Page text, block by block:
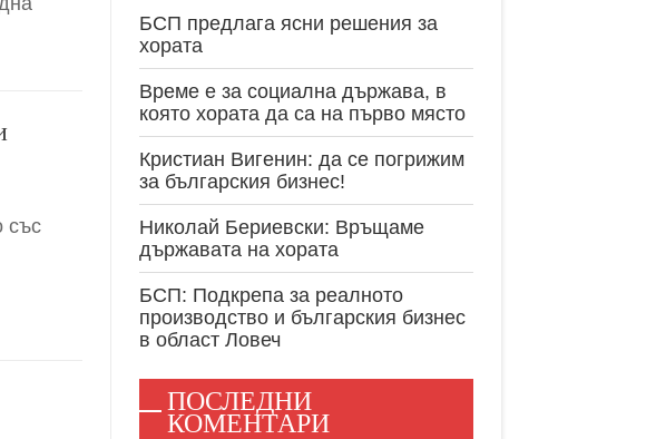
опит и експертност в
със
БСП предлага ясни решения за
хората
Време е за социална държава, в
която хората да са на първо място
Кристиан Вигенин: да се погрижим
за българския бизнес!
Николай Бериевски: Връщаме
държавата на хората
БСП: Подкрепа за реалното
производство и българския бизнес
в област Ловеч
ПОСЛЕДНИ
КОМЕНТАРИ